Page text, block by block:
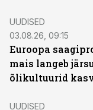
UUDISED
03.08.26, 09:15
Euroopa
mais langeb
õlikultuurid
UUDISED